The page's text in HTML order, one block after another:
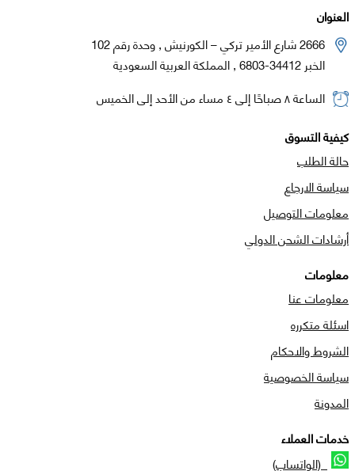
العنوان
2666 شارع الأمير تركي – الكورنيش , وحدة رقم 102
الخبر 34412-6803 , المملكة العربية السعودية
الساعة ٨ صباحًا إلى ٤ مساء من الأحد إلى الخميس
كيفية التسوق
حالة الطلب
سياسة الارجاع
معلومات التوصيل
أرشادات الشحن الدولي
معلومات
معلومات عنا
اسئلة متكرره
الشروط والاحكام
سياسة الخصوصية
المدونة
خدمات العملاء
(الواتساب)